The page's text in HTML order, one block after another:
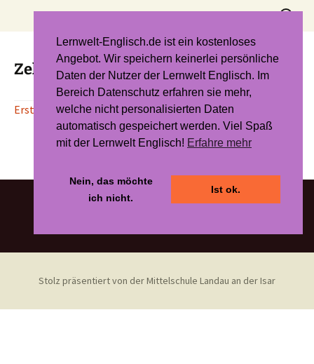
Suchen
Zellen – Bausteine des Lebens
Erstellt mit der revolutionären KI von to_teach!!
Stolz präsentiert von der Mittelschule Landau an der Isar
Lernwelt-Englisch.de ist ein kostenloses
Angebot. Wir speichern keinerlei persönliche
Daten der Nutzer der Lernwelt Englisch. Im
Bereich Datenschutz erfahren sie mehr,
welche nicht personalisierten Daten
automatisch gespeichert werden. Viel Spaß
mit der Lernwelt Englisch! Erfahre mehr
Nein, das möchte
ich nicht.
Ist ok.